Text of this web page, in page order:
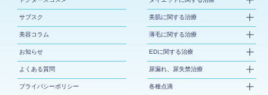
サブスク
美容コラム
お知らせ
よくある質問
プライバシーポリシー
美肌に関する治療
薄毛に関する治療
EDに関する治療
尿漏れ、尿失禁治療
各種点滴